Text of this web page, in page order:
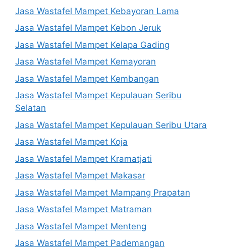
Jasa Wastafel Mampet Kebayoran Lama
Jasa Wastafel Mampet Kebon Jeruk
Jasa Wastafel Mampet Kelapa Gading
Jasa Wastafel Mampet Kemayoran
Jasa Wastafel Mampet Kembangan
Jasa Wastafel Mampet Kepulauan Seribu
Selatan
Jasa Wastafel Mampet Kepulauan Seribu Utara
Jasa Wastafel Mampet Koja
Jasa Wastafel Mampet Kramatjati
Jasa Wastafel Mampet Makasar
Jasa Wastafel Mampet Mampang Prapatan
Jasa Wastafel Mampet Matraman
Jasa Wastafel Mampet Menteng
Jasa Wastafel Mampet Pademangan